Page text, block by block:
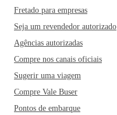
Fretado para empresas
Seja um revendedor autorizado
Agências autorizadas
Compre nos canais oficiais
Sugerir uma viagem
Compre Vale Buser
Pontos de embarque